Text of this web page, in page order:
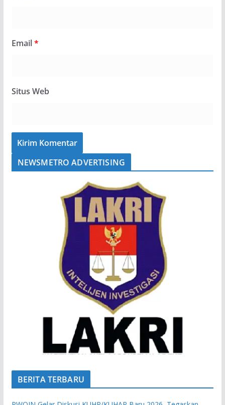
Email*
Situs Web
NEWSMETRO ADVERTISING
BERITA TERBARU